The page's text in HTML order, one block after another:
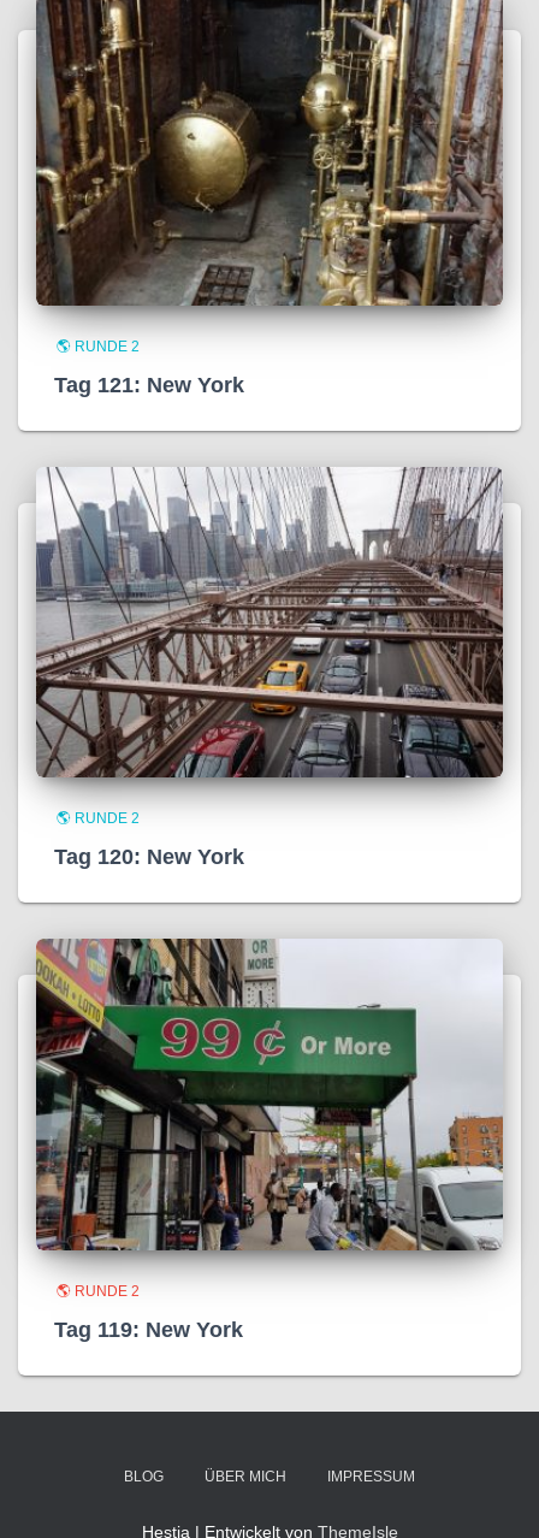
🌎 RUNDE 2
Tag 121: New York
🌎 RUNDE 2
Tag 120: New York
🌎 RUNDE 2
Tag 119: New York
BLOG ÜBER MICH IMPRESSUM
Hestia | Entwickelt von ThemeIsle